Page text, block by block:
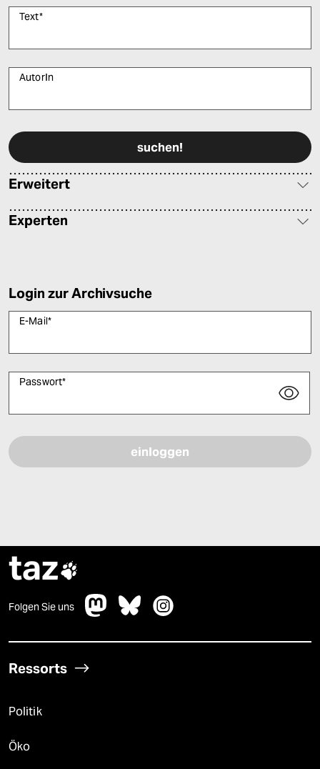
Text*
AutorIn
Erweitert
Experten
Login zur Archivsuche
E-Mail*
Passwort*
taz
Folgen Sie uns
Ressorts
Politik
Öko